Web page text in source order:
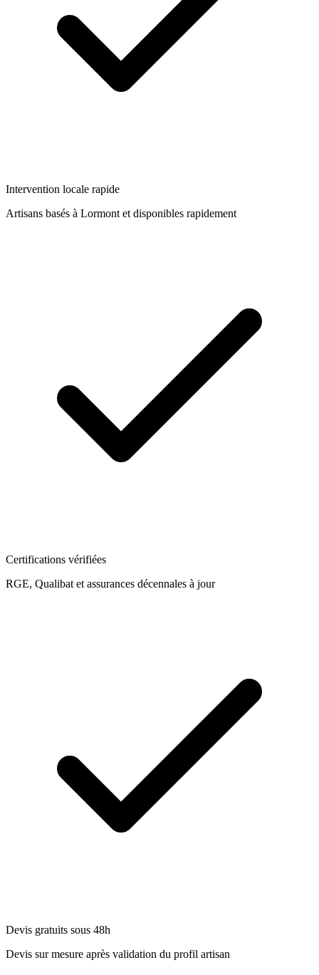
Intervention locale rapide
Artisans basés à Lormont et disponibles rapidement
Certifications vérifiées
RGE, Qualibat et assurances décennales à jour
Devis gratuits sous 48h
Devis sur mesure après validation du profil artisan